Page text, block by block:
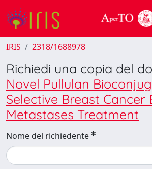
IRIS 2318/1688978
Richiedi una copia del
Novel Pullulan
Selective Breast Cancer
Metastases Treatment
Nome del richiedente